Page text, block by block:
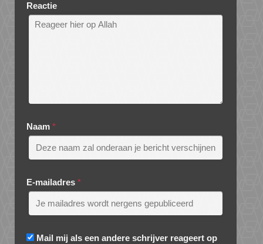
Reactie
Naam *
E-mailadres *
Mail mij als een andere schrijver reageert op